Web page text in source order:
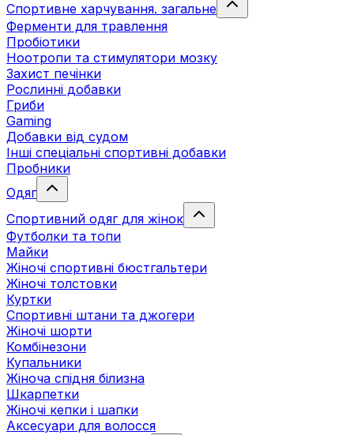
Спортивне харчування. загальне
Ферменти для травлення
Пробіотики
Ноотропи та стимулятори мозку
Захист печінки
Рослинні добавки
Гриби
Gaming
Добавки від судом
Інші спеціальні спортивні добавки
Пробники
Одяг
Спортивний одяг для жінок
Футболки та топи
Майки
Жіночі спортивні бюстгальтери
Жіночі толстовки
Куртки
Спортивні штани та джогери
Жіночі шорти
Комбінезони
Купальники
Жіноча спідня білизна
Шкарпетки
Жіночі кепки і шапки
Аксесуари для волосся